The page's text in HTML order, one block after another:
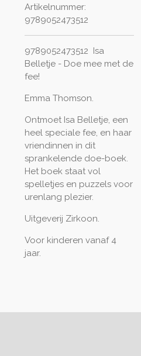
Artikelnummer:
9789052473512
9789052473512 Isa
Belletje - Doe mee met de
fee!
Emma Thomson.
Ontmoet Isa Belletje, een
heel speciale fee, en haar
vriendinnen in dit
sprankelende doe-boek.
Het boek staat vol
spelletjes en puzzels voor
urenlang plezier.
Uitgeverij Zirkoon.
Voor kinderen vanaf 4
jaar.